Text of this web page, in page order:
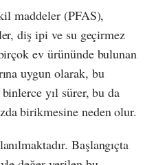
maddeler (PFAS),
diş ipi ve su geçirmez
ev ürününde bulunan
uygun olarak, bu
yıl sürer, bu da
birikmesine neden olur.
Başlangıçta